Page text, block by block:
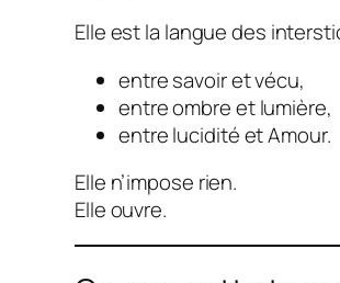
Elle est la langue des
entre savoir et vécu,
entre ombre et lumière,
entre lucidité et Amour.
Elle n’impose rien.
Elle ouvre.